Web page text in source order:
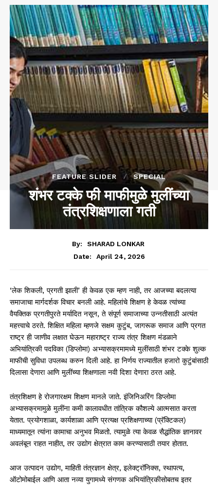
FEATURE SLIDER SPECIAL
शंभर टक्के फी माफीमुळे मुलींच्या
तंत्रशिक्षणाला गती
By:
SHARAD LONKAR
Date:
April 24, 2026
‘लेक शिकली, प्रगती झाली’ ही केवळ एक म्हण नाही, तर आजच्या बदलत्या
समाजाचा मार्गदर्शक विचार बनली आहे. महिलांचे शिक्षण हे केवळ त्यांच्या
वैयक्तिक प्रगतीपुरते मर्यादित नसून, ते संपूर्ण समाजाच्या उन्नतीसाठी अत्यंत
महत्त्वाचे ठरते. शिक्षित महिला म्हणजे सक्षम कुटुंब, जागरूक समाज आणि प्रगत
राष्ट्र ही जाणीव लक्षात घेऊन महाराष्ट्र राज्य तंत्र शिक्षण मंडळाने
अभियांत्रिकी पदविका (डिप्लोमा) अभ्यासक्रमामध्ये मुलींसाठी शंभर टक्के शुल्क
माफीची सुविधा उपलब्ध करुन दिली आहे. हा निर्णय राज्यातील हजारो कुटुंबांसाठी
दिलासा देणारा आणि मुलींच्या शिक्षणाला नवी दिशा देणारा ठरत आहे.
तंत्रशिक्षण हे रोजगारक्षम शिक्षण मानले जाते. इंजिनिअरिंग डिप्लोमा
अभ्यासक्रमामुळे मुलींना कमी कालावधीत तांत्रिक कौशल्ये आत्मसात करता
येतात. प्रयोगशाळा, कार्यशाळा आणि प्रत्यक्ष प्रशिक्षणाच्या (प्रॅक्टिकल)
माध्यमातून त्यांना कामाचा अनुभव मिळतो. त्यामुळे त्या केवळ सैद्धांतिक ज्ञानावर
अवलंबून राहत नाहीत, तर उद्योग क्षेत्रात काम करण्यासाठी तयार होतात.
आज उत्पादन उद्योग, माहिती तंत्रज्ञान क्षेत्र, इलेक्ट्रॉनिक्स, स्थापत्य,
ऑटोमोबाईल आणि आता नव्या युगामध्ये संगणक अभियांत्रिकीसोबतच इतर